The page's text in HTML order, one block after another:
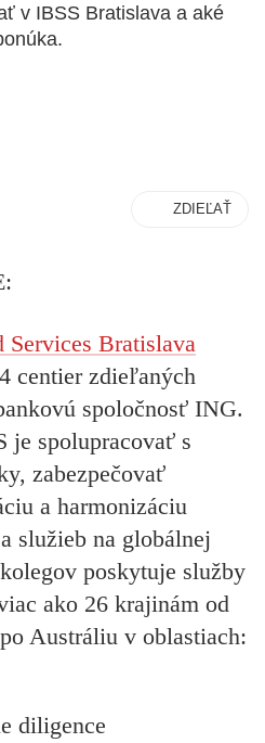
v IBSS Bratislava a aké
ZDIEĽAŤ
Services Bratislava
centier zdieľaných
spoločnosť ING.
je spolupracovať s
zabezpečovať
a harmonizáciu
služieb na globálnej
poskytuje služby
ako 26 krajinám od
Austráliu v oblastiach:
diligence